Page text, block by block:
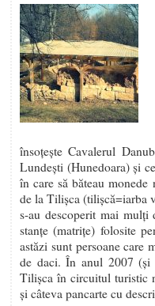
însoțește Cavalerul
Lundești (Hunedoara) și
în care să băteau
de la Tilișca (tilișcă=iarba
s-au descoperit mai
stanțe (matrițe) folosite
astăzi sunt persoane care
de daci. În anul 2007 (și
Tilișca în circuitul turistic
și câteva pancarte cu